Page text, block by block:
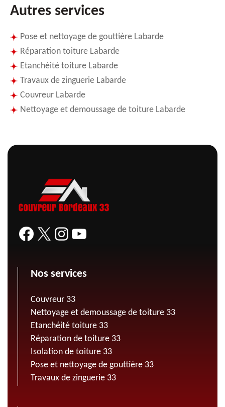
Autres services
Pose et nettoyage de gouttière Labarde
Réparation toiture Labarde
Etanchéité toiture Labarde
Travaux de zinguerie Labarde
Couvreur Labarde
Nettoyage et demoussage de toiture Labarde
Nos services
Couvreur 33
Nettoyage et demoussage de toiture 33
Etanchéité toiture 33
Réparation de toiture 33
Isolation de toiture 33
Pose et nettoyage de gouttière 33
Travaux de zinguerie 33